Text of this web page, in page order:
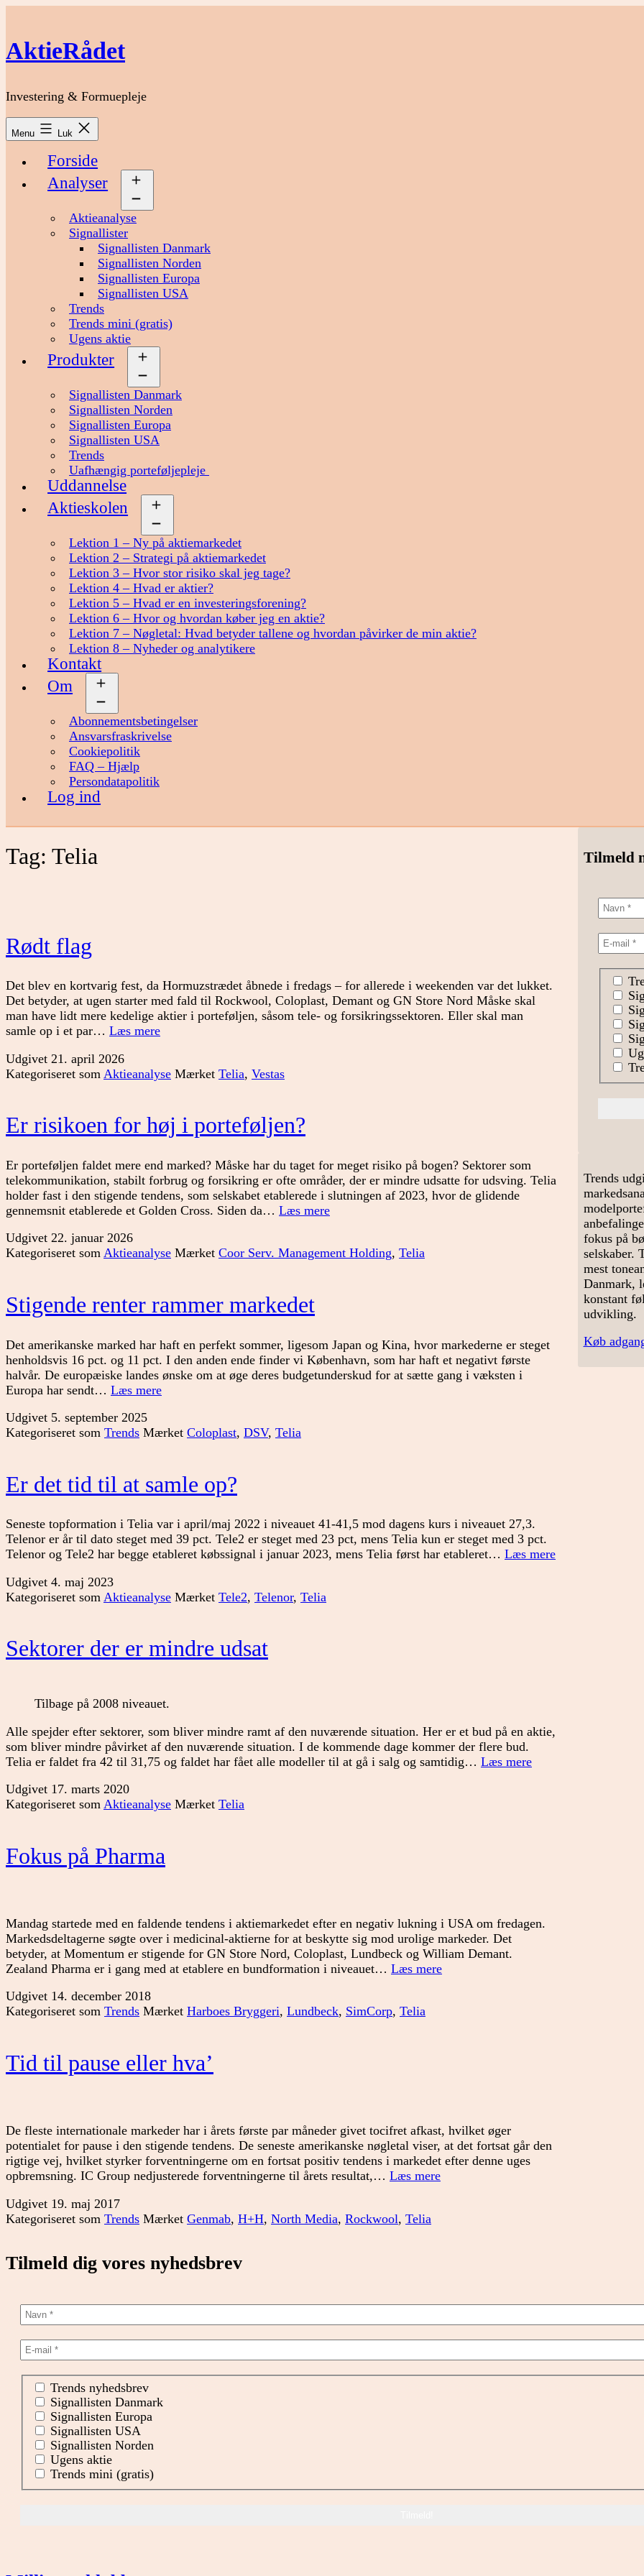
indhold
AktieRådet
Investering & Formuepleje
Menu Luk
Forside
Analyser
Aktieanalyse
Signallister
Signallisten Danmark
Signallisten Norden
Signallisten Europa
Signallisten USA
Trends
Trends mini (gratis)
Ugens aktie
Produkter
Signallisten Danmark
Signallisten Norden
Signallisten Europa
Signallisten USA
Trends
Uafhængig porteføljepleje
Uddannelse
Aktieskolen
Lektion 1 – Ny på aktiemarkedet
Lektion 2 – Strategi på aktiemarkedet
Lektion 3 – Hvor stor risiko skal jeg tage?
Lektion 4 – Hvad er aktier?
Lektion 5 – Hvad er en investeringsforening?
Lektion 6 – Hvor og hvordan køber jeg en aktie?
Lektion 7 – Nøgletal: Hvad betyder tallene og hvordan påvirker de min aktie?
Lektion 8 – Nyheder og analytikere
Kontakt
Om
Abonnementsbetingelser
Ansvarsfraskrivelse
Cookiepolitik
FAQ – Hjælp
Persondatapolitik
Log ind
Tag: Telia
Rødt flag
Det blev en kortvarig fest, da Hormuzstrædet åbnede i fredags – for allerede i weekenden var det lukket.
Det betyder, at ugen starter med fald til Rockwool, Coloplast, Demant og GN Store Nord Måske skal
man have lidt mere kedelige aktier i porteføljen, såsom tele- og forsikringssektoren. Eller skal man
samle op i et par… Læs mereRødt
Udgivet 21. april 2026
Kategoriseret som Aktieanalyse Mærket Telia, Vestas
Er risikoen for høj i porteføljen?
Er porteføljen faldet mere end marked? Måske har du taget for meget risiko på bogen? Sektorer som
telekommunikation, stabilt forbrug og forsikring er ofte områder, der er mindre udsatte for udsving. Telia
holder fast i den stigende tendens, som selskabet etablerede i slutningen af 2023, hvor de glidende
gennemsnit etablerede et Golden Cross. Siden da… Læs mereEr
høj
Udgivet 22. januar 2026
Kategoriseret som Aktieanalyse Mærket Coor Serv. Management Holding, Telia
Stigende renter rammer markedet
Det amerikanske marked har haft en perfekt sommer, ligesom Japan og Kina, hvor markederne er steget
henholdsvis 16 pct. og 11 pct. I den anden ende finder vi København, som har haft et negativt første
halvår. De europæiske landes ønske om at øge deres budgetunderskud for at sætte gang i væksten i
Europa har sendt… Læs mereStigende
markedet
Udgivet 5. september 2025
Kategoriseret som Trends Mærket Coloplast, DSV, Telia
Er det tid til at samle op?
Seneste topformation i Telia var i april/maj 2022 i niveauet 41-41,5 mod dagens kurs i niveauet 27,3.
Telenor er år til dato steget med 39 pct. Tele2 er steget med 23 pct, mens Telia kun er steget med 3 pct.
Telenor og Tele2 har begge etableret købssignal i januar 2023, mens Telia først har etableret… Læs mereEr
Udgivet 4. maj 2023
Kategoriseret som Aktieanalyse Mærket Tele2, Telenor, Telia
Sektorer der er mindre udsat
Tilbage på 2008 niveauet.
Alle spejder efter sektorer, som bliver mindre ramt af den nuværende situation. Her er et bud på en aktie,
som bliver mindre påvirket af den nuværende situation. I de kommende dage kommer der flere bud.
Telia er faldet fra 42 til 31,75 og faldet har fået alle modeller til at gå i salg og samtidig… Læs mereSektorer
Udgivet 17. marts 2020
Kategoriseret som Aktieanalyse Mærket Telia
Fokus på Pharma
Mandag startede med en faldende tendens i aktiemarkedet efter en negativ lukning i USA om fredagen.
Markedsdeltagerne søgte over i medicinal-aktierne for at beskytte sig mod urolige markeder. Det
betyder, at Momentum er stigende for GN Store Nord, Coloplast, Lundbeck og William Demant.
Zealand Pharma er i gang med at etablere en bundformation i niveauet… Læs mereFokus
Udgivet 14. december 2018
Kategoriseret som Trends Mærket Harboes Bryggeri, Lundbeck, SimCorp, Telia
Tid til pause eller hva’
De fleste internationale markeder har i årets første par måneder givet tocifret afkast, hvilket øger
potentialet for pause i den stigende tendens. De seneste amerikanske nøgletal viser, at det fortsat går den
rigtige vej, hvilket styrker forventningerne om en fortsat positiv tendens i markedet efter denne uges
opbremsning. IC Group nedjusterede forventningerne til årets resultat,… Læs mereTid
Udgivet 19. maj 2017
Kategoriseret som Trends Mærket Genmab, H+H, North Media, Rockwool, Telia
Tilmeld
Trends
fokus på
selskaber.
mest
Danmark,
konstant
udvikling.
Køb
Tilmeld dig vores nyhedsbrev
Trends nyhedsbrev
Signallisten Danmark
Signallisten Europa
Signallisten USA
Signallisten Norden
Ugens aktie
Trends mini (gratis)